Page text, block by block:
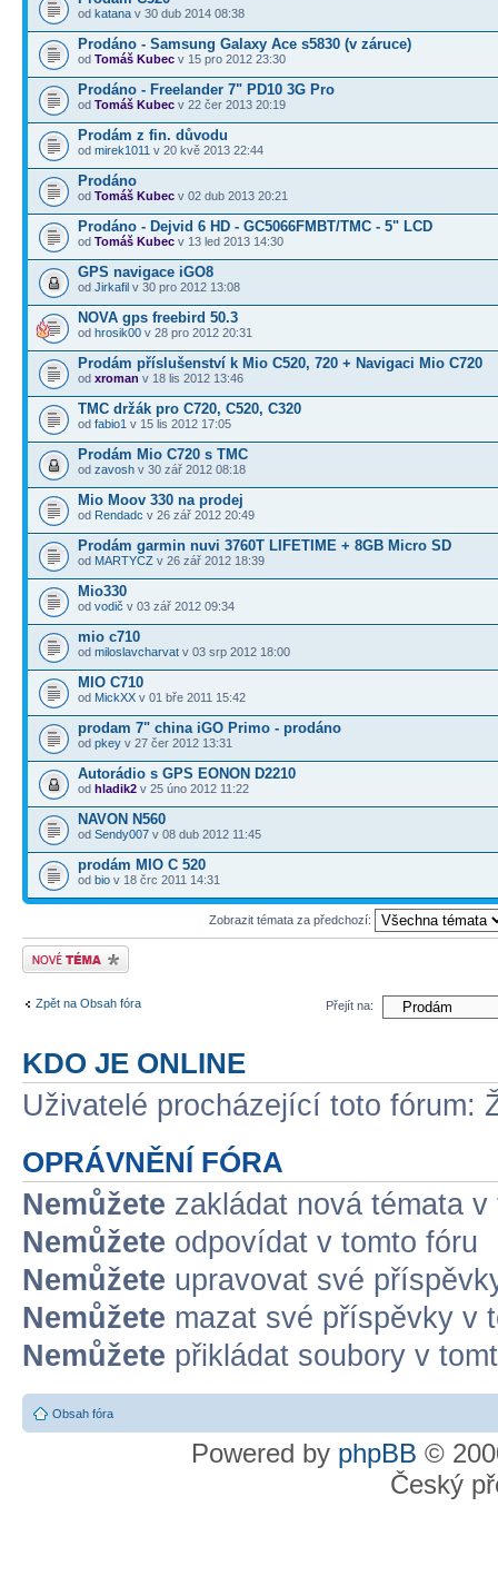
od katana v 30 dub 2014 08:38
Prodáno - Samsung Galaxy Ace s5830 (v záruce)
od Tomáš Kubec v 15 pro 2012 23:30
Prodáno - Freelander 7" PD10 3G Pro
od Tomáš Kubec v 22 čer 2013 20:19
Prodám z fin. důvodu
od mirek1011 v 20 kvě 2013 22:44
Prodáno
od Tomáš Kubec v 02 dub 2013 20:21
Prodáno - Dejvid 6 HD - GC5066FMBT/TMC - 5" LCD
od Tomáš Kubec v 13 led 2013 14:30
GPS navigace iGO8
od Jirkafil v 30 pro 2012 13:08
NOVA gps freebird 50.3
od hrosik00 v 28 pro 2012 20:31
Prodám příslušenství k Mio C520, 720 + Navigaci Mio C720
od xroman v 18 lis 2012 13:46
TMC držák pro C720, C520, C320
od fabio1 v 15 lis 2012 17:05
Prodám Mio C720 s TMC
od zavosh v 30 zář 2012 08:18
Mio Moov 330 na prodej
od Rendadc v 26 zář 2012 20:49
Prodám garmin nuvi 3760T LIFETIME + 8GB Micro SD
od MARTYCZ v 26 zář 2012 18:39
Mio330
od vodič v 03 zář 2012 09:34
mio c710
od miloslavcharvat v 03 srp 2012 18:00
MIO C710
od MickXX v 01 bře 2011 15:42
prodam 7" china iGO Primo - prodáno
od pkey v 27 čer 2012 13:31
Autorádio s GPS EONON D2210
od hladik2 v 25 úno 2012 11:22
NAVON N560
od Sendy007 v 08 dub 2012 11:45
prodám MIO C 520
od bio v 18 črc 2011 14:31
Zobrazit témata za předchozí:
Odeslat nové téma
Zpět na Obsah fóra Přejít na:
KDO JE ONLINE
Uživatelé procházející toto fórum:
OPRÁVNĚNÍ FÓRA
Nemůžete zakládat nová témata v
Nemůžete odpovídat v tomto fóru
Nemůžete upravovat své
Nemůžete mazat své příspěvky v
Nemůžete přikládat soubory v
Obsah fóra
Powered by phpBB ©
Český